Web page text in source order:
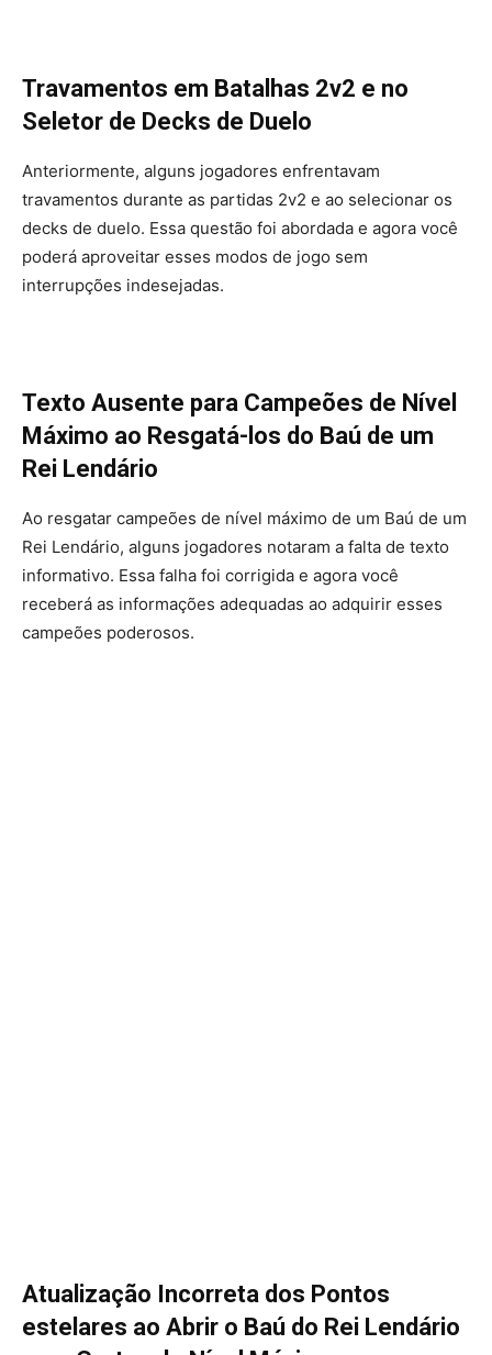
Travamentos em Batalhas 2v2 e no
Seletor de Decks de Duelo
Anteriormente, alguns jogadores enfrentavam
travamentos durante as partidas 2v2 e ao selecionar os
decks de duelo. Essa questão foi abordada e agora você
poderá aproveitar esses modos de jogo sem
interrupções indesejadas.
Texto Ausente para Campeões de Nível
Máximo ao Resgatá-los do Baú de um
Rei Lendário
Ao resgatar campeões de nível máximo de um Baú de um
Rei Lendário, alguns jogadores notaram a falta de texto
informativo. Essa falha foi corrigida e agora você
receberá as informações adequadas ao adquirir esses
campeões poderosos.
Atualização Incorreta dos Pontos
estelares ao Abrir o Baú do Rei Lendário